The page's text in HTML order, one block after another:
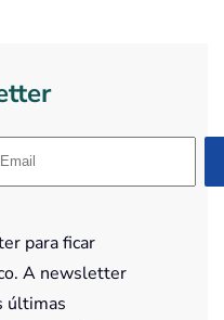
para ficar
A newsletter
últimas